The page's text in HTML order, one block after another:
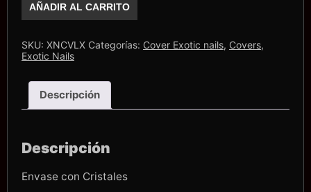
Exotic
Nails
Edición
especial
2
cantidad
AÑADIR AL CARRITO
SKU: XNCVLX Categorías: Cover Exotic nails, Covers,
Exotic Nails
Descripción
Descripción
Envase con Cristales